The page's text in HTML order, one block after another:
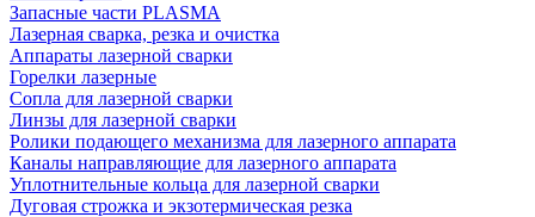
Запасные части PLASMA
Лазерная сварка, резка и очистка
Аппараты лазерной сварки
Горелки лазерные
Сопла для лазерной сварки
Линзы для лазерной сварки
Ролики подающего механизма для лазерного аппарата
Каналы направляющие для лазерного аппарата
Уплотнительные кольца для лазерной сварки
Дуговая строжка и экзотермическая резка